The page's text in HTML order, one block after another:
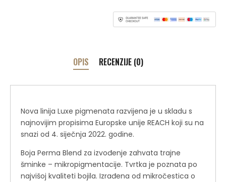
OPIS RECENZIJE (0)
Nova linija Luxe pigmenata razvijena je u skladu s
najnovijim propisima Europske unije REACH koji su na
snazi ​​od 4. siječnja 2022. godine.
Boja Perma Blend za izvođenje zahvata trajne
šminke – mikropigmentacije. Tvrtka je poznata po
najvišoj kvaliteti bojila. Izrađena od mikročestica o